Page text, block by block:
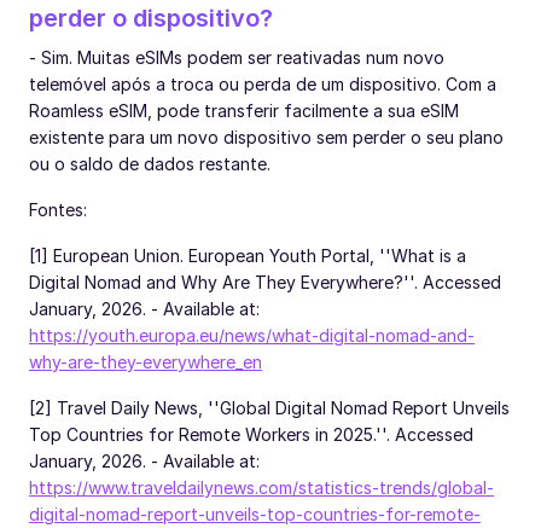
perder o dispositivo?
- Sim. Muitas eSIMs podem ser reativadas num novo
telemóvel após a troca ou perda de um dispositivo. Com a
Roamless eSIM, pode transferir facilmente a sua eSIM
existente para um novo dispositivo sem perder o seu plano
ou o saldo de dados restante.
Fontes:
[1] European Union. European Youth Portal, ''What is a
Digital Nomad and Why Are They Everywhere?''. Accessed
January, 2026. - Available at:
https://youth.europa.eu/news/what-digital-nomad-and-
why-are-they-everywhere_en
[2] Travel Daily News, ''Global Digital Nomad Report Unveils
Top Countries for Remote Workers in 2025.''. Accessed
January, 2026. - Available at:
https://www.traveldailynews.com/statistics-trends/global-
digital-nomad-report-unveils-top-countries-for-remote-